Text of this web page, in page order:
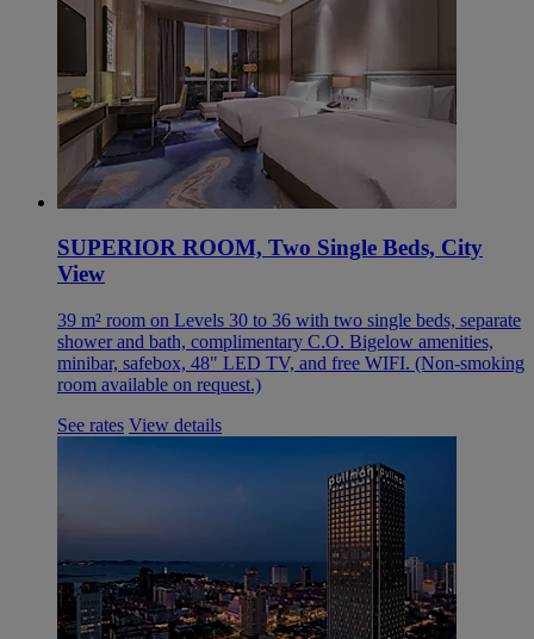
SUPERIOR ROOM, Two Single Beds, City
View
39 m² room on Levels 30 to 36 with two single beds, separate
shower and bath, complimentary C.O. Bigelow amenities,
minibar, safebox, 48" LED TV, and free WIFI. (Non-smoking
room available on request.)
See rates View details